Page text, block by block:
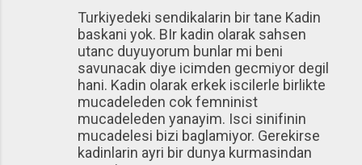
Turkiyedeki sendikalarin bir tane Kadin
baskani yok. BIr kadin olarak sahsen
utanc duyuyorum bunlar mi beni
savunacak diye icimden gecmiyor degil
hani. Kadin olarak erkek iscilerle birlikte
mucadeleden cok femninist
mucadeleden yanayim. Isci sinifinin
mucadelesi bizi baglamiyor. Gerekirse
kadinlarin ayri bir dunya kurmasindan